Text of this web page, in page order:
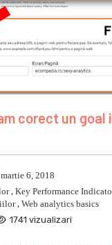
corect un goal
martie 6, 2018
, Key Performance
, Web analytics basics
1741 vizualizari